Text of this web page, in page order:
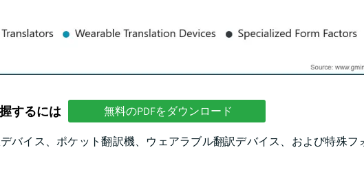
するには 無料のPDFをダウンロード
バイス、ポケット翻訳機、ウェアラブル翻訳デバイス、および特殊フ